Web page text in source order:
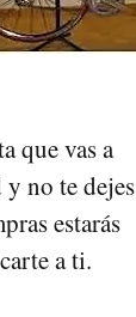
que vas a
no te dejes
estarás
a ti.